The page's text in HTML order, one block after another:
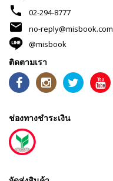
phone 02-294-8777
mail
no-reply@misbook.com
@misbook
ติดตามเรา
ช่องทางชำระเงิน